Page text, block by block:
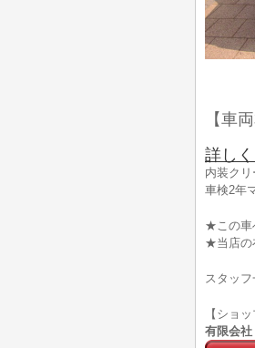
【車
詳し
内装ク
車検2年
★この車
★当店の
スタッ
【ショ
有限会